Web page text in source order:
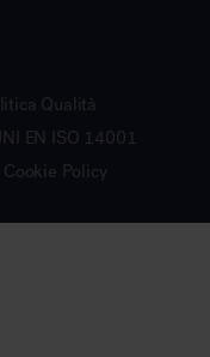
Qualità
EN ISO 14001
Cookie Policy